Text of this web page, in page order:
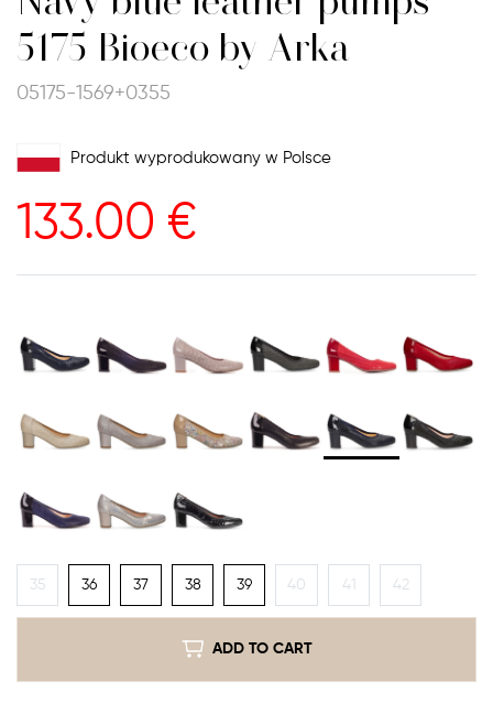
5175 Bioeco by Arka
05175-1569+0355
Produkt wyprodukowany w Polsce
133.00 €
35 36 37 38 39 40 41 42
ADD TO CART